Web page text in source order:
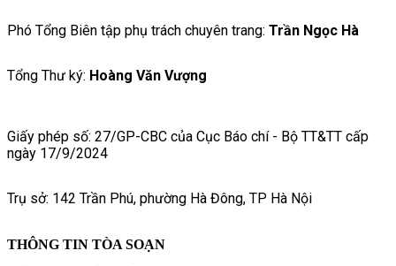
Phó Tổng Biên tập phụ trách chuyên trang: Trần Ngọc Hà
Tổng Thư ký: Hoàng Văn Vượng
Giấy phép số: 27/GP-CBC của Cục Báo chí - Bộ TT&TT cấp
ngày 17/9/2024
Trụ sở: 142 Trần Phú, phường Hà Đông, TP Hà Nội
THÔNG TIN TÒA SOẠN